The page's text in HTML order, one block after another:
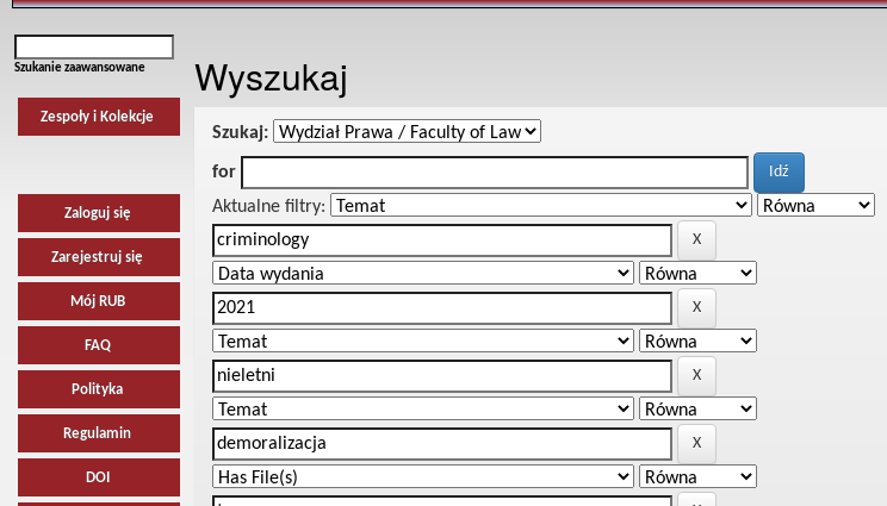
Szukanie zaawansowane
Zespoły i Kolekcje
Zaloguj się
Zarejestruj się
Mój RUB
FAQ
Polityka
Regulamin
DOI
Wyszukaj
Szukaj:
for
Aktualne filtry: